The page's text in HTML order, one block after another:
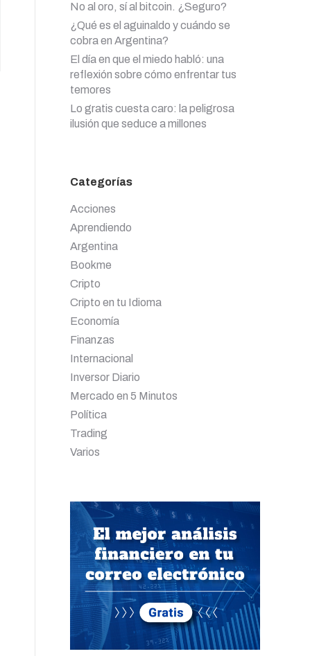
No al oro, sí al bitcoin. ¿Seguro?
¿Qué es el aguinaldo y cuándo se
cobra en Argentina?
El día en que el miedo habló: una
reflexión sobre cómo enfrentar tus
temores
Lo gratis cuesta caro: la peligrosa
ilusión que seduce a millones
Categorías
Acciones
Aprendiendo
Argentina
Bookme
Cripto
Cripto en tu Idioma
Economía
Finanzas
Internacional
Inversor Diario
Mercado en 5 Minutos
Política
Trading
Varios